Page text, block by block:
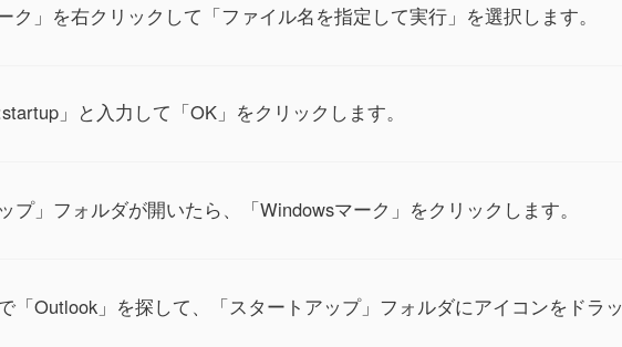
ク」を右クリックして「ファイル名を指定して実行」を選択します。
」と入力して「OK」をクリックします。
プ」フォルダが開いたら、「Windowsマーク」をクリックします。
「Outlook」を探して、「スタートアップ」フォルダにアイコンをドラッ